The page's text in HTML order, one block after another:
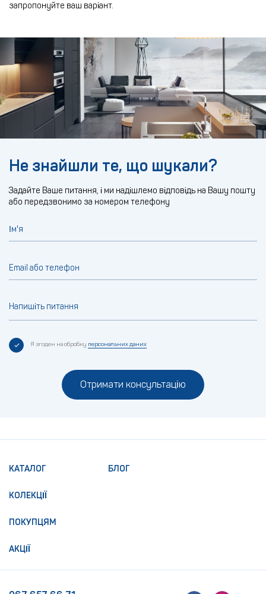
запропонуйте ваш варіант.
Не знайшли те, що шукали?
Задайте Ваше питання, і ми надішлемо відповідь на Вашу пошту
або передзвонимо за номером телефону
Ім'я
Email або телефон
Напишіть питання
Я згоден на обробку персональних даних
Отримати консультацію
КАТАЛОГ
КОЛЕКЦІЇ
ПОКУПЦЯМ
АКЦІЇ
БЛОГ